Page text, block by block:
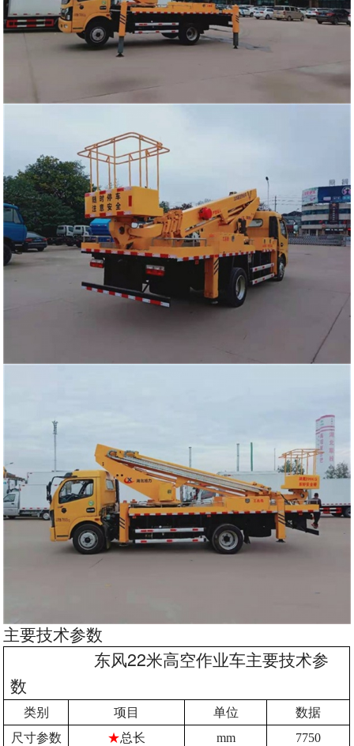
主要技术参数
东风22米高空作业车主要技术参
数
类别 项目 单位
数据
尺寸参数
★总长 mm
7750